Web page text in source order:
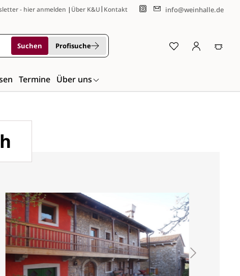
- hier anmelden | Über K&U| Kontakt info@weinhalle.de
Suchen Profisuche
Termine Über uns